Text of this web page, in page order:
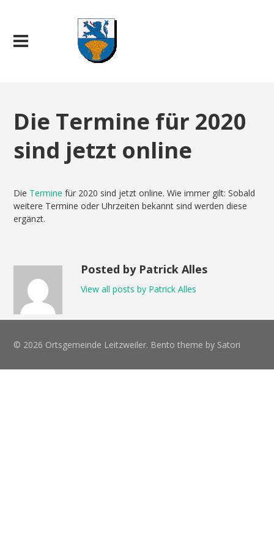
Die Termine für 2020
sind jetzt online
Die Termine für 2020 sind jetzt online. Wie immer gilt: Sobald
weitere Termine oder Uhrzeiten bekannt sind werden diese
ergänzt.
Posted by Patrick Alles
View all posts by Patrick Alles
© 2026 Ortsgemeinde Leitzweiler. Bento theme by Satori